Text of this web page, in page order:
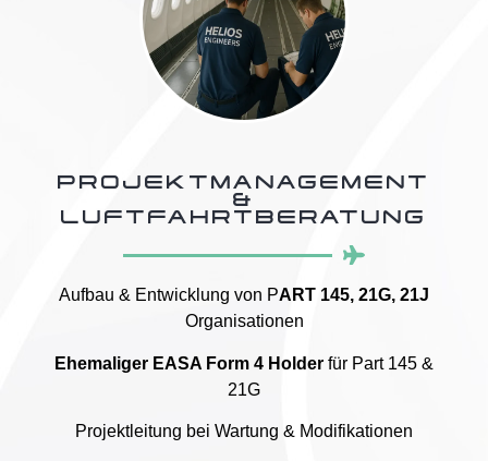
PROJEKTMANAGEMENT
&
LUFTFAHRTBERATUNG
Aufbau & Entwicklung von PART 145, 21G, 21J
Organisationen
Ehemaliger EASA Form 4 Holder für Part 145 &
21G
Projektleitung bei Wartung & Modifikationen